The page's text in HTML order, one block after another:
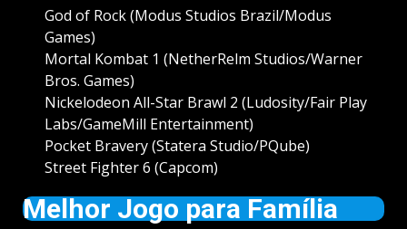
God of Rock (Modus Studios Brazil/Modus
Games)
Mortal Kombat 1 (NetherRelm Studios/Warner
Bros. Games)
Nickelodeon All-Star Brawl 2 (Ludosity/Fair Play
Labs/GameMill Entertainment)
Pocket Bravery (Statera Studio/PQube)
Street Fighter 6 (Capcom)
Melhor Jogo para Família